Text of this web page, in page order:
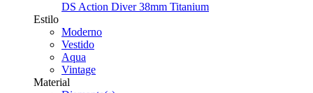
DS Action Diver 38mm Titanium
Estilo
Moderno
Vestido
Aqua
Vintage
Material